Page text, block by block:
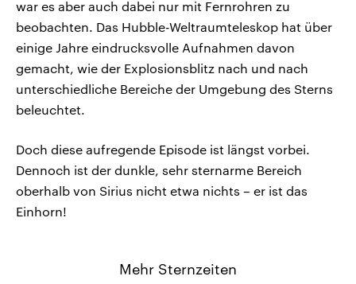
war es aber auch dabei nur mit Fernrohren zu
beobachten. Das Hubble-Weltraumteleskop hat über
einige Jahre eindrucksvolle Aufnahmen davon
gemacht, wie der Explosionsblitz nach und nach
unterschiedliche Bereiche der Umgebung des Sterns
beleuchtet.
Doch diese aufregende Episode ist längst vorbei.
Dennoch ist der dunkle, sehr sternarme Bereich
oberhalb von Sirius nicht etwa nichts – er ist das
Einhorn!
Mehr Sternzeiten